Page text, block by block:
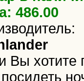
486.00
Вы хотите